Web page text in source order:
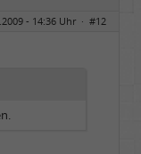
- 14:36 Uhr · #12